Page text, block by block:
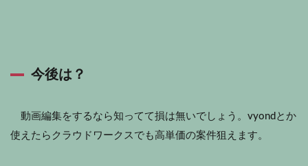
今後は？
動画編集をするなら知ってて損は無いでしょう。 vyond とか
使えたらクラウドワークスでも高単価の案件狙えます。